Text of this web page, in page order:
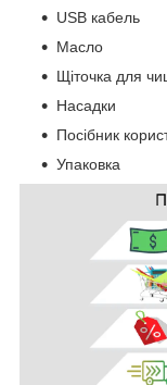
USB кабель
Масло
Щіточка для
Насадки
Посібник
Упаковка